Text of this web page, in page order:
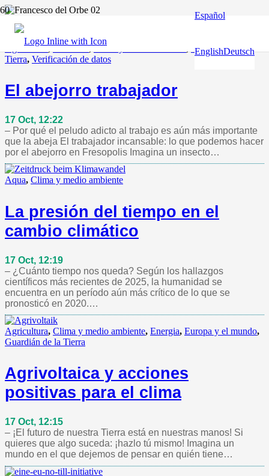
Español
EnglishDeutsch
Agricultura,Animales,Clima y medio ambiente
Guardián de la
Tierra, Verificación de datos
El abejorro trabajador
17 Oct, 12:22
– Por qué el peludo adicto al trabajo es aún más importante
que la abeja El trabajador incansable: lo que podemos hacer
por el abejorro en Fresopolis Imagina un insecto…
Aqua, Clima y medio ambiente
La presión del tiempo en el
cambio climático
17 Oct, 12:19
– ¿Cuánto tiempo nos queda? Según los hallazgos
científicos más recientes de 2025, la humanidad se
encuentra en un período aún más crítico de lo que se
pronosticó en 2020.…
Agricultura, Clima y medio ambiente, Energia, Europa y el mundo,
Guardián de la Tierra
Agrivoltaica y acciones
positivas para el clima
17 Oct, 12:15
– ¡El futuro de nuestra Tierra está en nuestras manos! Si
quieres que algo suceda: ¡hazlo tú mismo! Imagina un
mundo en el que dejemos de pensar en quién tiene…